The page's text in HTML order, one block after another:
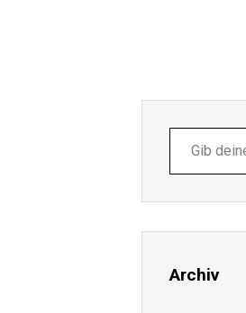
deine
E-
ein ...
Archiv